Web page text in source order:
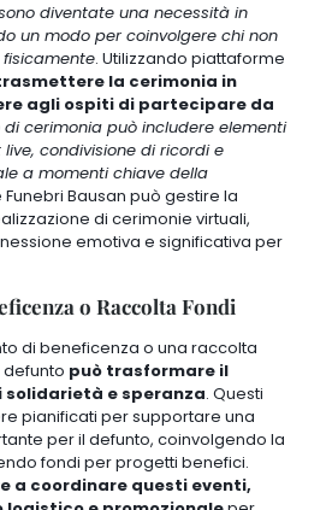
diventate una necessità in
un modo per coinvolgere chi non
. Utilizzando piattaforme
la cerimonia in
agli ospiti di partecipare da
di cerimonia può includere elementi
condivisione di ricordi e
a momenti chiave della
Funebri Bausan può gestire la
di cerimonie virtuali,
emotiva e significativa per
o Raccolta Fondi
di beneficenza o una raccolta
può trasformare il
solidarietà e speranza. Questi
pianificati per supportare una
per il defunto, coinvolgendo la
fondi per progetti benefici.
a coordinare questi eventi,